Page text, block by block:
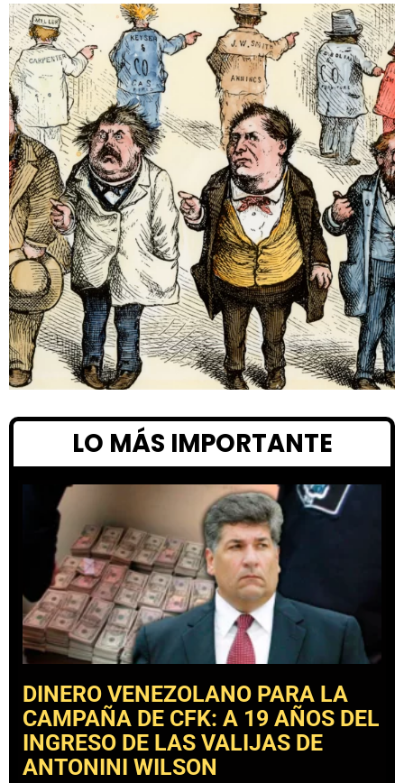
LO MÁS IMPORTANTE
DINERO VENEZOLANO PARA LA
CAMPAÑA DE CFK: A 19 AÑOS DEL
INGRESO DE LAS VALIJAS DE
ANTONINI WILSON